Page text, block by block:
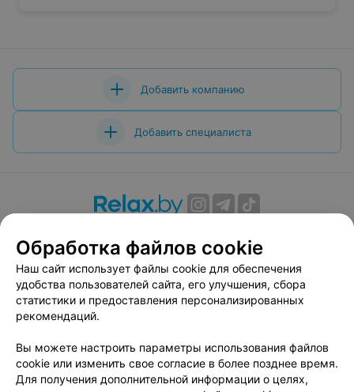
Добавить компанию
Добавить специалиста
Вакансии
Публичный договор
Способы оплаты
Публичный договор по использованию сервиса
«Афиша»
Пользовательское соглашение
Связаться по вопросам сотрудничества
Написать руководителю relax.by
Обработка файлов cookie
Наш сайт использует файлы cookie для обеспечения
удобства пользователей сайта, его улучшения, сбора
статистики и предоставления персонализированных
рекомендаций.
Вы можете настроить параметры использования файлов
cookie или изменить свое согласие в более позднее время.
Для получения дополнительной информации о целях,